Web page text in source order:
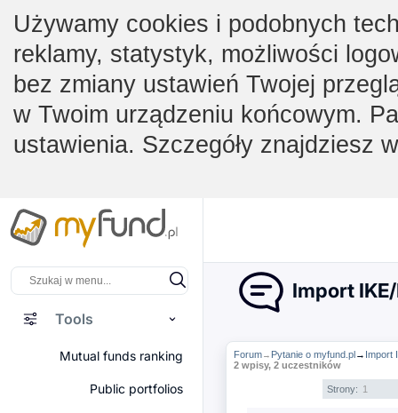
Używamy cookies i podobnych
reklamy, statystyk, możliwości
bez zmiany ustawień Twojej
w Twoim urządzeniu końcowym.
ustawienia. Szczegóły znajdziesz
Tools
Mutual funds ranking
Public portfolios
Import
Forum→ Pytanie o myfund.pl→ Import
2 wpisy, 2 uczestników
Strony: 1